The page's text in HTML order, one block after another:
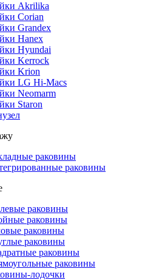
Akrilika
Corian
Grandex
Hanex
Hyundai
Kerrock
Krion
LG Hi-Macs
Neomarm
Staron
раковины
раковины
раковины
раковины
раковины
раковины
раковины
раковины
лодочки